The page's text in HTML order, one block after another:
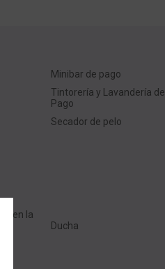
Minibar de pago
Tintorería y Lavandería de
Pago
Secador de pelo
en la
Ducha